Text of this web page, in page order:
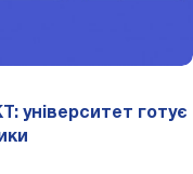
університет готує